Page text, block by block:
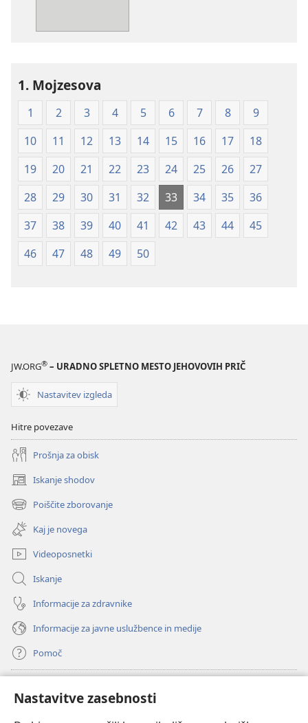
Nastavitve zasebnosti
(izdano 2009)
1. Mojzesova
1 2 3 4 5 6 7 8
9
10
11 12 13 14 15 16 17
18
19
20 21 22 23 24 25 26
27
28
29 30 31 32 33 34 35
36
37
38 39 40 41 42 43 44
45
46
47 48 49 50
JW.ORG® – URADNO SPLETNO MESTO JEHOVOVIH PRIČ
Nastavitev izgleda
Hitre povezave
Prošnja za obisk
Iskanje shodov
(odpre
novo
okno)
Poiščite zborovanje
(odpre
novo
okno)
Kaj je novega
Videoposnetki
Iskanje
Informacije za zdravnike
Informacije za javne uslužbence in medije
Pomoč
(odpre
novo
okno)